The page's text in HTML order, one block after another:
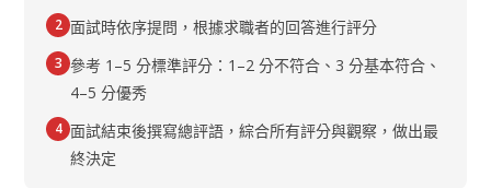
2 面試時依序提問，根據求職者的回答進行評分
3 參考 1–5 分標準評分：1–2 分不符合、3 分基本符合、
4–5 分優秀
4 面試結束後撰寫總評語，綜合所有評分與觀察，做出最
終決定